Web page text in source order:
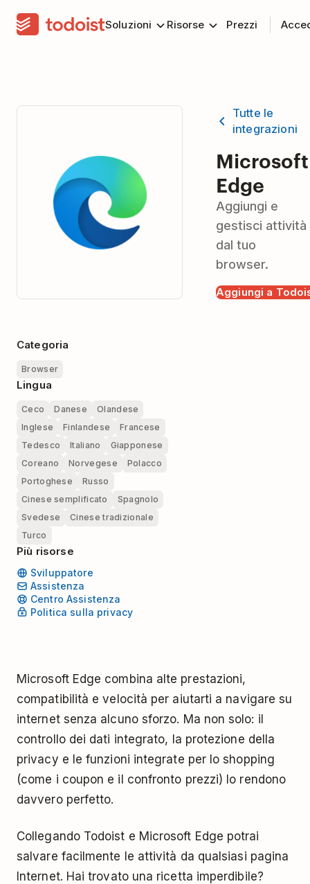
Soluzioni Risorse Prezzi
Tutte le
integrazioni
Microsoft
Edge
Aggiungi e
gestisci attività
dal tuo
browser.
Aggiungi a
Categoria
Browser
Lingua
Ceco Danese
Olandese
Inglese
Finlandese
Francese
Tedesco
Italiano
Giapponese
Coreano
Norvegese
Polacco
Portoghese
Russo
Cinese semplificato
Spagnolo
Svedese
Cinese tradizionale
Turco
Più risorse
Sviluppatore
Assistenza
Centro Assistenza
Politica sulla privacy
Microsoft Edge combina alte prestazioni,
compatibilità e velocità per aiutarti a navigare su
internet senza alcuno sforzo. Ma non solo: il
controllo dei dati integrato, la protezione della
privacy e le funzioni integrate per lo shopping
(come i coupon e il confronto prezzi) lo rendono
davvero perfetto.
Collegando Todoist e Microsoft Edge potrai
salvare facilmente le attività da qualsiasi pagina
Internet. Hai trovato una ricetta imperdibile?